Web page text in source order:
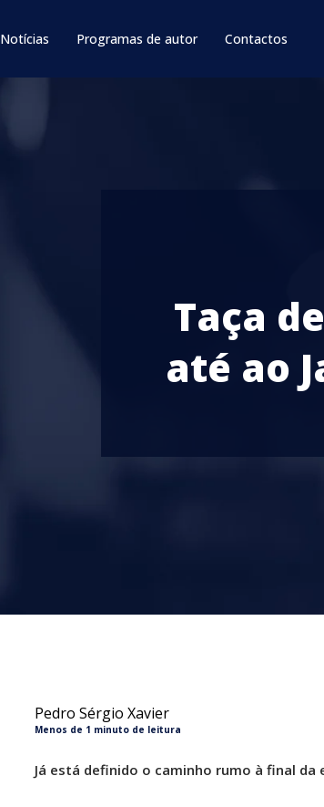
Notícias Programas de autor Contactos
Taça
até ao
Pedro Sérgio Xavier
Menos de 1 minuto de leitura
Já está definido o caminho rumo à final da